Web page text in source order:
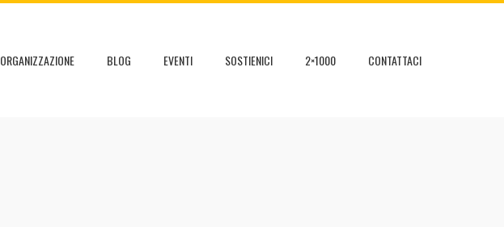
ORGANIZZAZIONE BLOG EVENTI SOSTIENICI 2×1000 CONTATTACI